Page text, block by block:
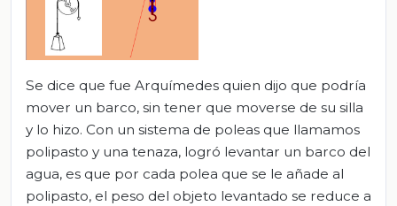
Se dice que fue Arquímedes quien dijo que podría
mover un barco, sin tener que moverse de su silla
y lo hizo. Con un sistema de poleas que llamamos
polipasto y una tenaza, logró levantar un barco del
agua, es que por cada polea que se le añade al
polipasto, el peso del objeto levantado se reduce a